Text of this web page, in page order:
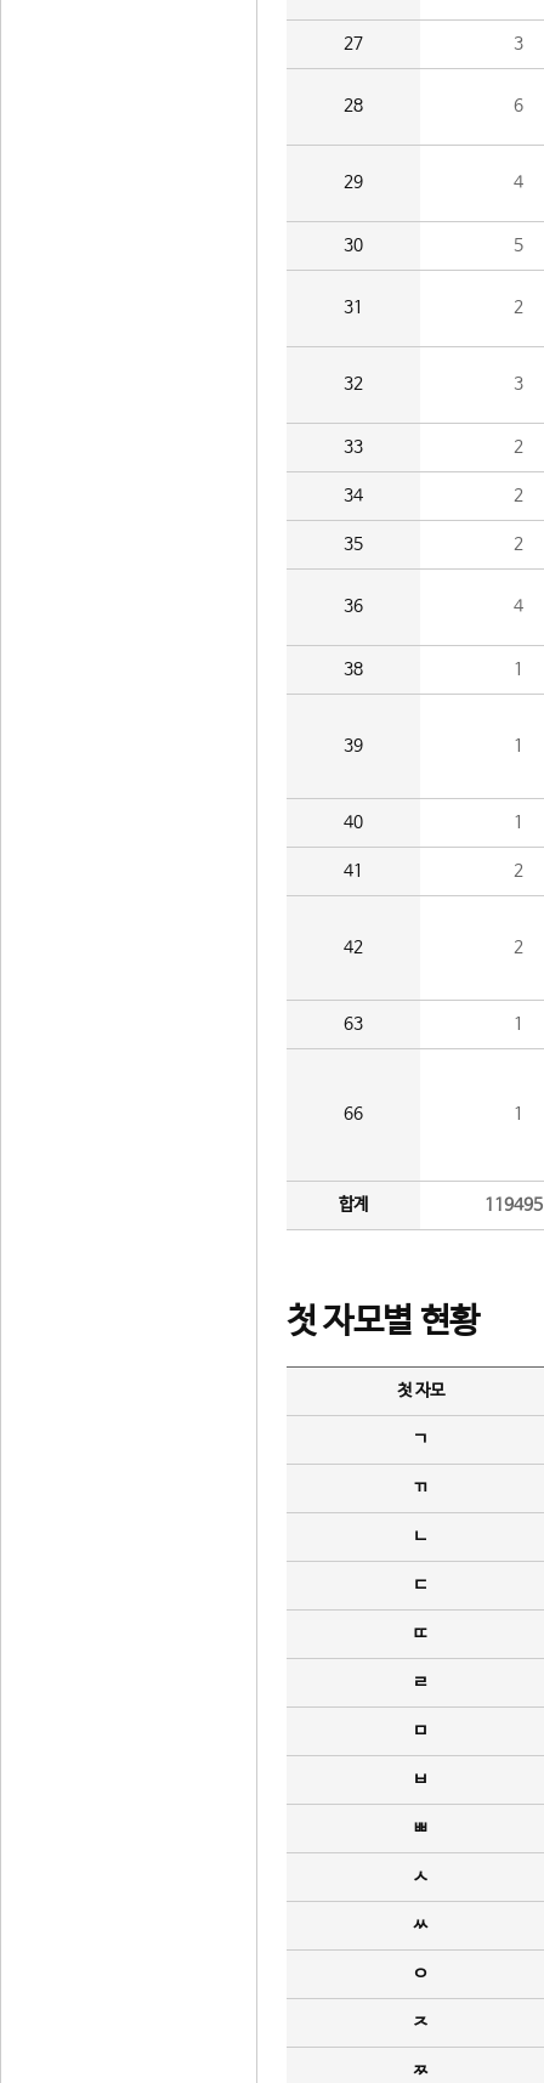
27 3
28 6
29 4
30 5
31 2
32 3
33 2
34 2
35 2
36 4
38 1
39 1
40 1
41 2
42 2
63 1
66 1
합계
첫 자모별 현황
첫 자모
ㄱ
ㄲ
ㄴ
ㄷ
ㄸ
ㄹ
ㅁ
ㅂ
ㅃ
ㅅ
ㅆ
ㅇ
ㅈ
ㅉ